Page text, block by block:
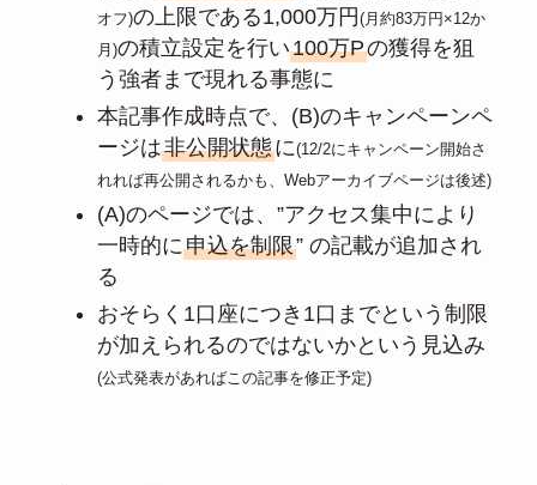
オフ)の上限である1,000万円 (月約83万円×12か
月)の積立設定を行い100万Pの獲得を狙
う強者まで現れる事態に
本記事作成時点で、(B)のキャンペーンペ
ージは非公開状態に(12/2にキャンペーン開始さ
れれば再公開されるかも、Webアーカイブページは後述)
(A)のページでは、”アクセス集中により
一時的に申込を制限” の記載が追加され
る
おそらく1口座につき1口までという制限
が加えられるのではないかという見込み
(公式発表があればこの記事を修正予定)